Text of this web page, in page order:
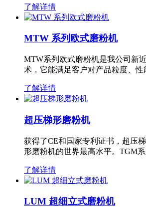
了解详情
MTW 系列欧式磨粉机
MTW系列欧式磨粉机是我公司新
术，它能满足客户对产品粒度、
了解详情
超压梯形磨粉机
获得了CE和国家专利证书，超压
形磨粉机的世界最高水平。TGM
了解详情
LUM 超细立式磨粉机